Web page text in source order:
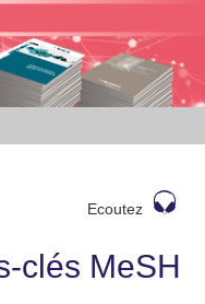
Ecoutez
clés MeSH